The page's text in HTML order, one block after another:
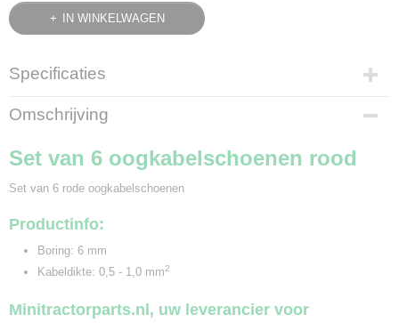
IN WINKELWAGEN
Specificaties
Bruto gewicht
0,10 Kg
Omschrijving
Set van 6 oogkabelschoenen rood
Set van 6 rode oogkabelschoenen
Productinfo:
Boring: 6 mm
Kabeldikte: 0,5 - 1,0 mm2
Minitractorparts.nl, uw leverancier voor